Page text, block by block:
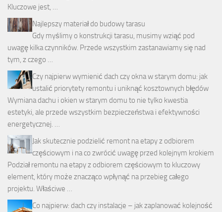
Kluczowe jest, …
Najlepszy materiał do budowy tarasu
Gdy myślimy o konstrukcji tarasu, musimy wziąć pod
uwagę kilka czynników. Przede wszystkim zastanawiamy się nad
tym, z czego …
Czy najpierw wymienić dach czy okna w starym domu: jak
ustalić priorytety remontu i uniknąć kosztownych błędów
Wymiana dachu i okien w starym domu to nie tylko kwestia
estetyki, ale przede wszystkim bezpieczeństwa i efektywności
energetycznej. …
Jak skutecznie podzielić remont na etapy z odbiorem
częściowym i na co zwrócić uwagę przed kolejnym krokiem
Podział remontu na etapy z odbiorem częściowym to kluczowy
element, który może znacząco wpłynąć na przebieg całego
projektu. Właściwe …
Co najpierw: dach czy instalacje – jak zaplanować kolejność